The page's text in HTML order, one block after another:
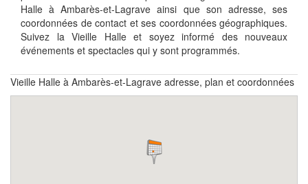
Halle à Ambarès-et-Lagrave ainsi que son adresse, ses
coordonnées de contact et ses coordonnées géographiques.
Suivez la Vieille Halle et soyez informé des nouveaux
événements et spectacles qui y sont programmés.
Vieille Halle à Ambarès-et-Lagrave adresse, plan et coordonnées